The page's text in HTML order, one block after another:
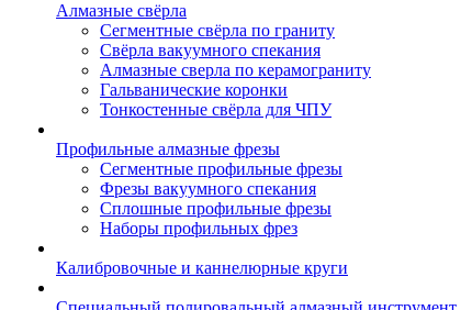
Алмазные свёрла
Сегментные свёрла по граниту
Свёрла вакуумного спекания
Алмазные сверла по керамограниту
Гальванические коронки
Тонкостенные свёрла для ЧПУ
Профильные алмазные фрезы
Сегментные профильные фрезы
Фрезы вакуумного спекания
Сплошные профильные фрезы
Наборы профильных фрез
Калибровочные и каннелюрные круги